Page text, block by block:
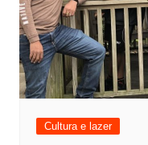
Cultura e lazer